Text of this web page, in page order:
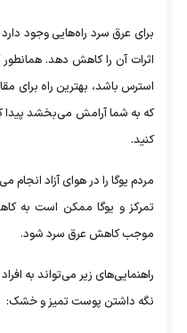
برای عرق سرد راه‌هایی وجود
اثرات آن را کاهش دهد.
استرس باشد، بهترین راه برای
که به شما آرامش می‌بخشد پیدا
کنید.
مردم یوگا را در هوای آزاد انجام
تمرکز و یوگا ممکن است به
موجب کاهش عرق سرد شود.
راهنمایی‌های زیر می‌تواند به
نگه داشتن پوست تمیز و خشک: